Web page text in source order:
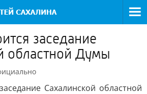
заседание
областной Думы
Сахалинской областной